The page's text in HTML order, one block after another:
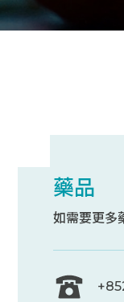
藥品
如需要更多